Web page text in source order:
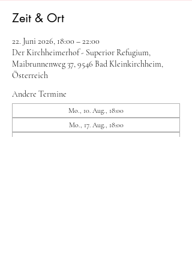
Zeit & Ort
22. Juni 2026, 18:00 – 22:00
Der Kirchheimerhof - Superior Refugium,
Maibrunnenweg 37, 9546 Bad Kleinkirchheim,
Österreich
Andere Termine
Mo., 10. Aug., 18:00
Mo., 17. Aug., 18:00